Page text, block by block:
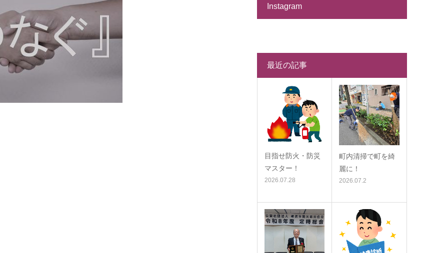
Instagram
最近の記事
目指せ防火・防災
マスター！
2026.07.28
町内清掃で町を綺
麗に！
2026.07.2